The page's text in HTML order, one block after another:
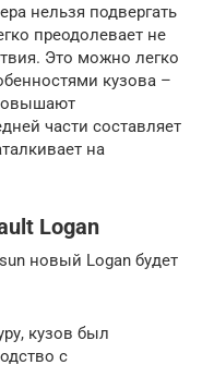
нельзя подвергать
преодолевает не
Это можно легко
кузова –
части составляет
на
Logan
новый Logan будет
кузов был
с